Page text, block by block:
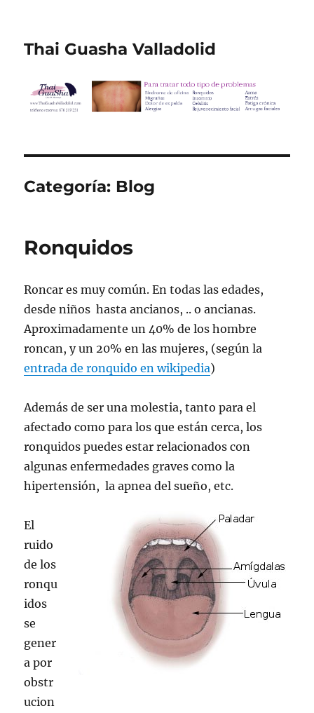
Thai Guasha Valladolid
Categoría: Blog
Ronquidos
Roncar es muy común. En todas las edades,
desde niños hasta ancianos, .. o ancianas.
Aproximadamente un 40% de los hombre
roncan, y un 20% en las mujeres, (según la
entrada de ronquido en wikipedia)
Además de ser una molestia, tanto para el
afectado como para los que están cerca, los
ronquidos puedes estar relacionados con
algunas enfermedades graves como la
hipertensión, la apnea del sueño, etc.
El
ruido
de los
ronqu
idos
se
gener
a por
obstr
ucion